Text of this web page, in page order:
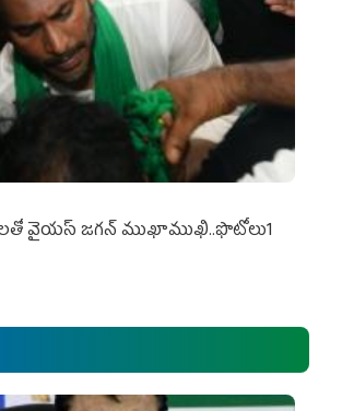
వైయ‌స్ జ‌గ‌న్ ముఖాముఖి..ఫొటోలు1